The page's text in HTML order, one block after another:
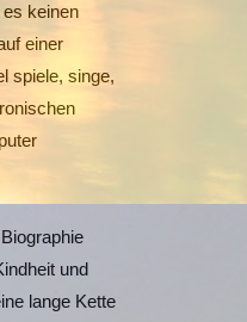
keinen
einer
spiele, singe,
und
lange Kette